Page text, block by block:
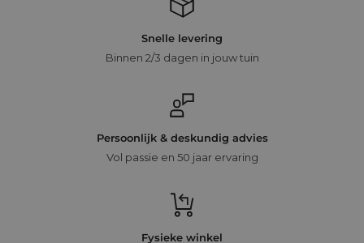
Snelle levering
Binnen 2/3 dagen in jouw tuin
Persoonlijk & deskundig advies
Vol passie en 50 jaar ervaring
Fysieke winkel